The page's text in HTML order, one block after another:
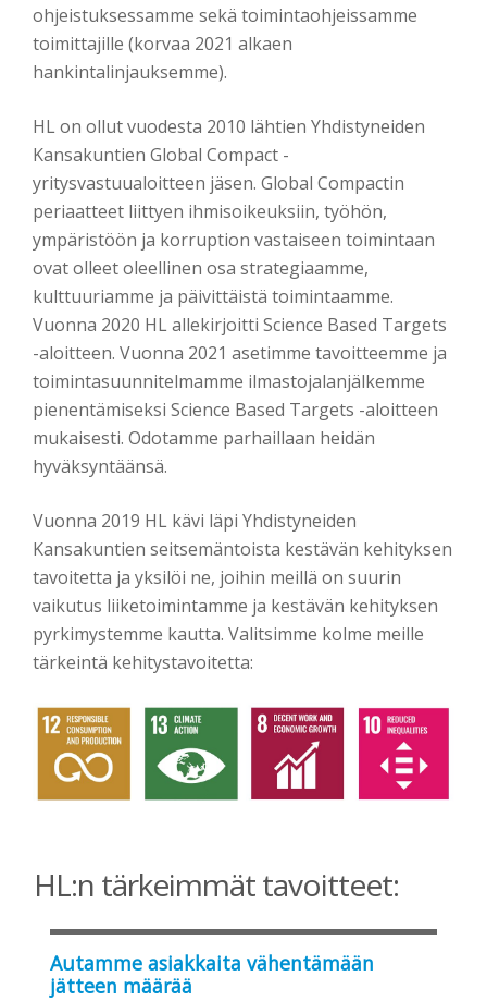
ohjeistuksessamme sekä toimintaohjeissamme
toimittajille (korvaa 2021 alkaen
hankintalinjauksemme).
HL on ollut vuodesta 2010 lähtien Yhdistyneiden
Kansakuntien Global Compact -
yritysvastuualoitteen jäsen. Global Compactin
periaatteet liittyen ihmisoikeuksiin, työhön,
ympäristöön ja korruption vastaiseen toimintaan
ovat olleet oleellinen osa strategiaamme,
kulttuuriamme ja päivittäistä toimintaamme.
Vuonna 2020 HL allekirjoitti Science Based Targets
-aloitteen. Vuonna 2021 asetimme tavoitteemme ja
toimintasuunnitelmamme ilmastojalanjälkemme
pienentämiseksi Science Based Targets -aloitteen
mukaisesti. Odotamme parhaillaan heidän
hyväksyntäänsä.
Vuonna 2019 HL kävi läpi Yhdistyneiden
Kansakuntien seitsemäntoista kestävän kehityksen
tavoitetta ja yksilöi ne, joihin meillä on suurin
vaikutus liiketoimintamme ja kestävän kehityksen
pyrkimystemme kautta. Valitsimme kolme meille
tärkeintä kehitystavoitetta:
HL:n tärkeimmät tavoitteet:
Autamme asiakkaita vähentämään
jätteen määrää